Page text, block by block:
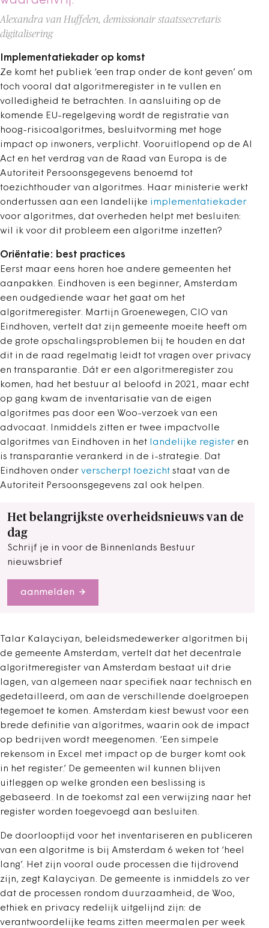
Alexandra van Huffelen, demissionair staatssecretaris
digitalisering
Implementatiekader op komst
Ze komt het publiek ‘een trap onder de kont geven’ om
toch vooral dat algoritmeregister in te vullen en
volledigheid te betrachten. In aansluiting op de
komende EU-regelgeving wordt de registratie van
hoog-risicoalgoritmes, besluitvorming met hoge
impact op inwoners, verplicht. Vooruitlopend op de AI
Act en het verdrag van de Raad van Europa is de
Autoriteit Persoonsgegevens benoemd tot
toezichthouder van algoritmes. Haar ministerie werkt
ondertussen aan een landelijke implementatiekader
voor algoritmes, dat overheden helpt met besluiten:
wil ik voor dit probleem een algoritme inzetten?
Oriëntatie: best practices
Eerst maar eens horen hoe andere gemeenten het
aanpakken. Eindhoven is een beginner, Amsterdam
een oudgediende waar het gaat om het
algoritmeregister. Martijn Groenewegen, CIO van
Eindhoven, vertelt dat zijn gemeente moeite heeft om
de grote opschalingsproblemen bij te houden en dat
dit in de raad regelmatig leidt tot vragen over privacy
en transparantie. Dát er een algoritmeregister zou
komen, had het bestuur al beloofd in 2021, maar echt
op gang kwam de inventarisatie van de eigen
algoritmes pas door een Woo-verzoek van een
advocaat.
Inmiddels zitten er twee impactvolle
algoritmes van Eindhoven in het
landelijke register en
is transparantie verankerd in de i-strategie. Dat
Eindhoven onder verscherpt toezicht staat van de
Autoriteit Persoonsgegevens zal ook helpen.
Het belangrijkste overheidsnieuws van de
dag
Schrijf je in voor de Binnenlands Bestuur
nieuwsbrief
aanmelden
Talar Kalayciyan, beleidsmedewerker algoritmen bij
de gemeente Amsterdam, vertelt dat het decentrale
algoritmeregister van Amsterdam bestaat uit drie
lagen, van algemeen naar specifiek naar technisch en
gedetailleerd, om aan de verschillende doelgroepen
tegemoet te komen. Amsterdam kiest bewust voor een
brede definitie van algoritmes, waarin ook de impact
op bedrijven wordt meegenomen. ‘Een simpele
rekensom in Excel met impact op de burger komt ook
in het register.’ De gemeenten wil kunnen blijven
uitleggen op welke gronden een beslissing is
gebaseerd. In de toekomst zal een verwijzing naar het
register worden toegevoegd aan besluiten.
De doorlooptijd voor het inventariseren en publiceren
van een algoritme is bij Amsterdam 6 weken tot ‘heel
lang’. Het zijn vooral oude processen die tijdrovend
zijn, zegt Kalayciyan. De gemeente is inmiddels zo ver
dat de processen rondom duurzaamheid, de Woo,
ethiek en privacy redelijk uitgelijnd zijn: de
verantwoordelijke teams zitten meermalen per week